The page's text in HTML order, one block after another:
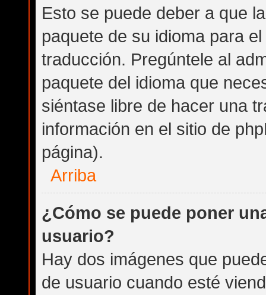
Esto se puede deber a que
paquete de su idioma para
traducción. Pregúntele al
paquete del idioma que
siéntase libre de hacer una
información en el sitio de
página).
Arriba
¿Cómo se puede poner
usuario?
Hay dos imágenes que
de usuario cuando esté